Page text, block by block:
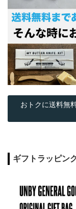
おトクに送料無
ギフトラッピン